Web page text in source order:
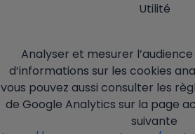
Utilité
Analyser et mesurer l’audience
d’informations sur les cookies
vous pouvez aussi consulter les
de Google Analytics sur la page
suivante